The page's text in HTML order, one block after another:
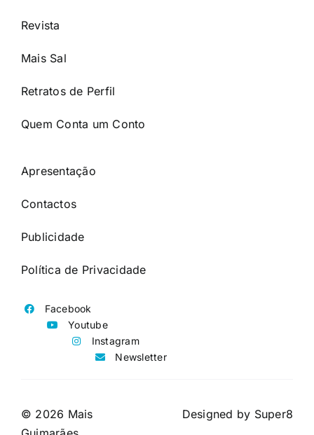
Revista
Mais Sal
Retratos de Perfil
Quem Conta um Conto
Apresentação
Contactos
Publicidade
Política de Privacidade
Facebook
Youtube
Instagram
Newsletter
© 2026 Mais
Designed by Super8